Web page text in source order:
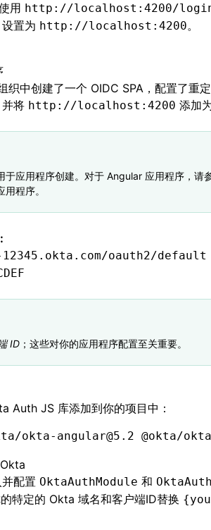
用 http://localhost:4200/
设置为 http://localhost:4200。
中创建了一个 OIDC SPA，配置了重
将 http://localhost:4200 添加
于应用程序创建。对于 Angular 应用程序，请
程序。
oauth2/default
ID ；这些对你的应用程序配置至关重要。
Auth JS 库添加到你的项目中：
okta-angular@5.2 @okta/
配置 OktaAuthModule 和 OktaAuth
特定的 Okta 域名和客户端ID替换